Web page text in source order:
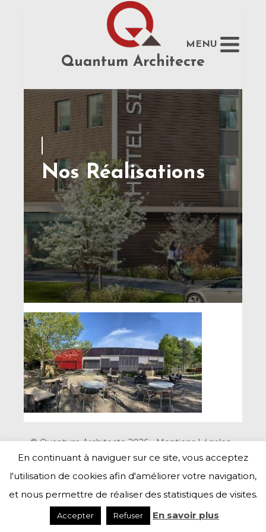
Quantum Architecte
Nos Réalisations
© Quantum Architecte 2026 -Mentions Légales-
Création Hurrah Luna !
En continuant à naviguer sur ce site, vous acceptez
l'utilisation de cookies afin d'améliorer votre navigation,
et nous permettre de réaliser des statistiques de visites.
Accepter Refuser En savoir plus
MENU